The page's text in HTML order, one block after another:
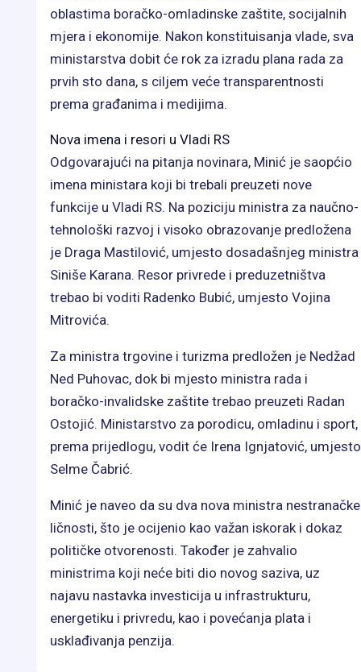
oblastima boračko-omladinske zaštite, socijalnih
mjera i ekonomije. Nakon konstituisanja vlade, sva
ministarstva dobit će rok za izradu plana rada za
prvih sto dana, s ciljem veće transparentnosti
prema građanima i medijima.
Nova imena i resori u Vladi RS
Odgovarajući na pitanja novinara, Minić je saopćio
imena ministara koji bi trebali preuzeti nove
funkcije u Vladi RS. Na poziciju ministra za naučno-
tehnološki razvoj i visoko obrazovanje predložena
je Draga Mastilović, umjesto dosadašnjeg ministra
Siniše Karana. Resor privrede i preduzetništva
trebao bi voditi Radenko Bubić, umjesto Vojina
Mitrovića.
Za ministra trgovine i turizma predložen je Nedžad
Ned Puhovac, dok bi mjesto ministra rada i
boračko-invalidske zaštite trebao preuzeti Radan
Ostojić. Ministarstvo za porodicu, omladinu i sport,
prema prijedlogu, vodit će Irena Ignjatović, umjesto
Selme Čabrić.
Minić je naveo da su dva nova ministra nestranačke
ličnosti, što je ocijenio kao važan iskorak i dokaz
političke otvorenosti. Također je zahvalio
ministrima koji neće biti dio novog saziva, uz
najavu nastavka investicija u infrastrukturu,
energetiku i privredu, kao i povećanja plata i
usklađivanja penzija.